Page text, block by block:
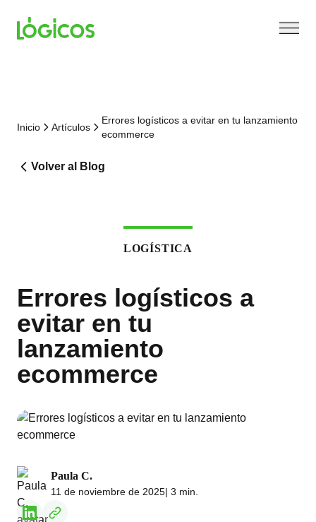
Inicio Artículos
Errores logísticos a evitar en tu lanzamiento
ecommerce
Volver al Blog
LOGÍSTICA
Errores logísticos a
evitar en tu
lanzamiento
ecommerce
Paula C.
11 de noviembre de 2025| 3 min.